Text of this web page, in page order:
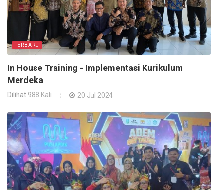
TERBARU
In House Training - Implementasi Kurikulum
Merdeka
Dilihat 988 Kali 20 Jul 2024